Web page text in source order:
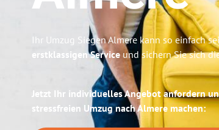
Ihr Umzug Siegen Almere kann so einfach
erstklassigen Service und sichern Sie sich
Jetzt Ihr individuelles Angebot anfordern
stressfreien Umzug nach Almere machen: